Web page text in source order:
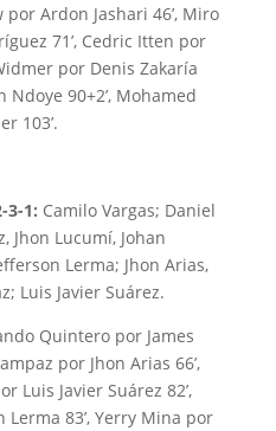
por Ardon Jashari 46’, Miro
71’, Cedric Itten por
por Denis Zakaría
Ndoye 90+2’, Mohamed
103’.
3-1: Camilo Vargas; Daniel
Jhon Lucumí, Johan
Lerma; Jhon Arias,
Luis Javier Suárez.
Quintero por James
por Jhon Arias 66’,
Luis Javier Suárez 82’,
83’, Yerry Mina por